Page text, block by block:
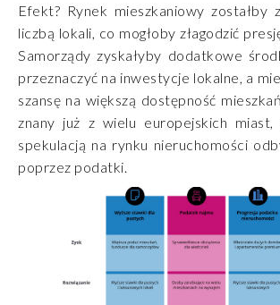
Efekt? Rynek mieszkaniowy zostałby
liczbą lokali, co mogłoby złagodzić
Samorządy zyskałyby dodatkowe
przeznaczyć na inwestycje lokalne, a
szansę na większą dostępność
znany już z wielu europejskich
spekulacją na rynku nieruchomości
poprzez podatki.